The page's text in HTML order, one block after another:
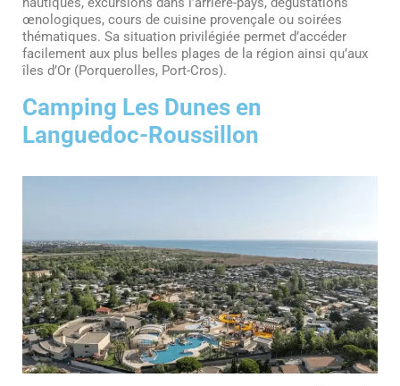
œnologiques, cours de cuisine provençale ou soirées
thématiques. Sa situation privilégiée permet d’accéder
facilement aux plus belles plages de la région ainsi qu’aux
îles d’Or (Porquerolles, Port-Cros).
Camping Les Dunes en
Languedoc-Roussillon